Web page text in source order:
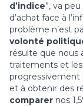
d’indice”, va
d’achat face à
problème n’est
volonté
résulte que nous
traitements et
progressivement
et à obtenir des
comparer nos